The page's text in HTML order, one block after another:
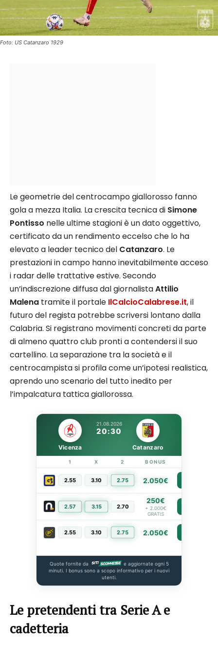
Foto: US Catanzaro 1929
Le geometrie del centrocampo giallorosso fanno
gola a mezza Italia. La crescita tecnica di Simone
Pontisso nelle ultime stagioni è un dato oggettivo,
certificato da un rendimento eccelso che lo ha
elevato a leader tecnico del Catanzaro. Le
prestazioni in campo hanno inevitabilmente acceso
i radar delle trattative estive. Secondo
un’indiscrezione diffusa dal giornalistaAttilio
Malena tramite il portale IlCalcioCalabrese.it, il
futuro del regista potrebbe scriversi lontano dalla
Calabria. Si registrano movimenti concreti da parte
di almeno quattro club pronti a contendersi il suo
cartellino. La separazione tra la società e il
centrocampista si profila come un’ipotesi realistica,
aprendo uno scenario del tutto inedito per
l’impalcatura tattica giallorossa.
21.08.2026
20:30
Vicenza Catanzaro
1 X 2 BONUS
2.55 3.10 2.75 2.050€
2.57 3.15 2.70
250€
+ 2.000€
GRATIS
2.55 3.10 2.75 2.050€
Quote fornite da
e aggiornate ogni 5
minuti. I bonus sono a scopo informativo per i nuovi
utenti.
Le pretendenti tra Serie A e
cadetteria